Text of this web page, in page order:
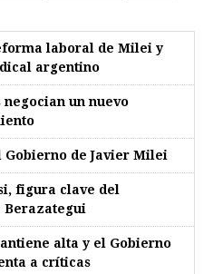
laboral de Milei y
argentino
un nuevo
Gobierno de Javier Milei
figura clave del
Berazategui
alta y el Gobierno
a críticas